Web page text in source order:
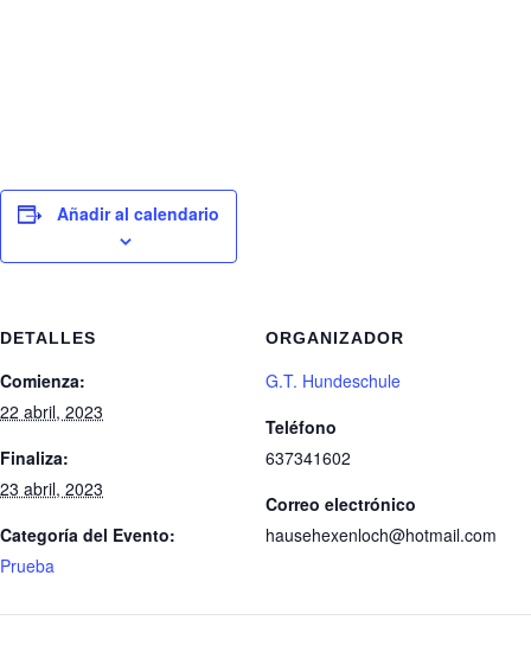
Añadir al calendario
DETALLES
Comienza:
22 abril, 2023
Finaliza:
23 abril, 2023
Categoría del Evento:
Prueba
ORGANIZADOR
G.T. Hundeschule
Teléfono
637341602
Correo electrónico
hausehexenloch@hotmail.com